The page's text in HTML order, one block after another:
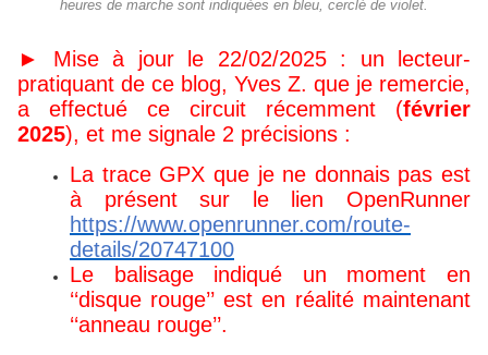
heures de marche sont indiquées en bleu, cerclé de violet.
► Mise à jour le 22/02/2025 : un lecteur-
pratiquant de ce blog, Yves Z. que je remercie,
a effectué ce circuit récemment (février
2025), et me signale 2 précisions :
La trace GPX que je ne donnais pas est
à présent sur le lien OpenRunner
https://www.openrunner.com/route-
details/20747100
Le balisage indiqué un moment en
‘‘disque rouge’’ est en réalité maintenant
‘‘anneau rouge’’.